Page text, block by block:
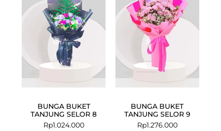
BUNGA BUKET
TANJUNG SELOR 8
Rp1.024.000
BUNGA BUKET
TANJUNG SELOR 9
Rp1.276.000